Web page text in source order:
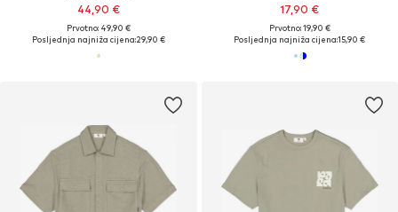
44,90 €
Prvotno: 49,90 €
Posljednja najniža cijena:29,90 €
17,90 €
Prvotno: 19,90 €
Posljednja najniža cijena:15,90 €